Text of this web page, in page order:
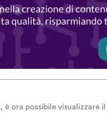
, è ora possibile visualizzare il